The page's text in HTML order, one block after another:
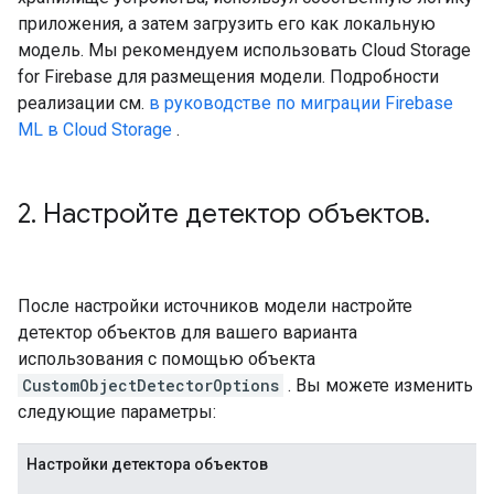
приложения, а затем загрузить его как локальную
модель. Мы рекомендуем использовать Cloud Storage
for Firebase для размещения модели. Подробности
реализации см. в руководстве по миграции Firebase
ML в Cloud Storage .
2. Настройте детектор объектов.
После настройки источников модели настройте
детектор объектов для вашего варианта
использования с помощью объекта
CustomObjectDetectorOptions . Вы можете изменить
следующие параметры:
Настройки детектора объектов